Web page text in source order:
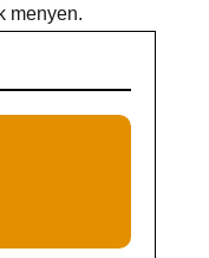
menyen.